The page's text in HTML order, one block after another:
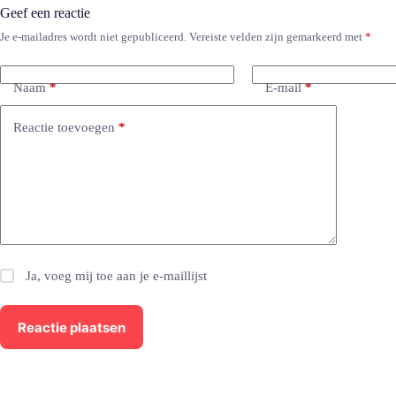
Geef een reactie
Je e-mailadres wordt niet gepubliceerd. Vereiste velden zijn gemarkeerd met *
Naam* E-mail*
Reactie toevoegen *
Ja, voeg mij toe aan je e-maillijst
Reactie plaatsen